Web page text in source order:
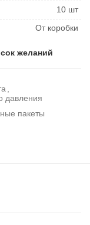
10 шт
От коробки
желаний
,
давления
пакеты